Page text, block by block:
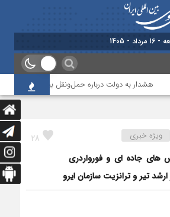
- 1405
هشدار به دولت درباره حمل‌ونقل بین‌المللی؛
28 ویژه خبری
جاده ای و فورواردری
تیر و ترانزیت سازمان ایرو